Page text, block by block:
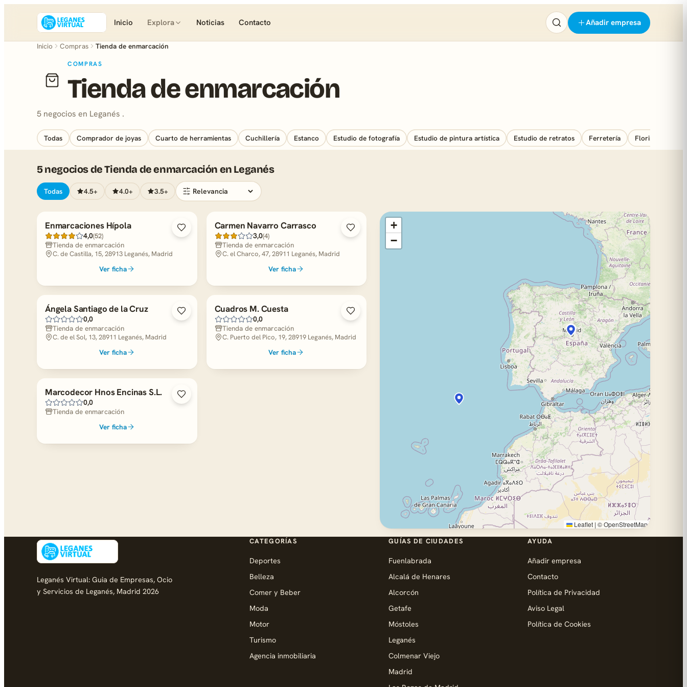
Inicio Explora Noticias Contacto Añadir empresa
Inicio Compras Tienda de enmarcación
COMPRAS
Tienda de enmarcación
5 negocios en Leganés .
Todas Comprador de joyas Cuarto de herramientas Cuchillería Estanco Estudio de fotografía Estudio de pintura artística Estudio de retratos Ferretería Floristería
5 negocios de Tienda de enmarcación en Leganés
Todas 4.5+ 4.0+ 3.5+
Enmarcaciones Hípola
4,0(52)
Tienda de enmarcación
C. de Castilla, 15, 28913 Leganés, Madrid
Ver ficha
Carmen Navarro Carrasco
3,0(4)
Tienda de enmarcación
C. el Charco, 47, 28911 Leganés, Madrid
Ver ficha
Ángela Santiago de la Cruz
0,0
Tienda de enmarcación
C. de el Sol, 13, 28911 Leganés, Madrid
Ver ficha
Cuadros M. Cuesta
0,0
Tienda de enmarcación
C. Puerto del Pico, 19, 28919 Leganés, Madrid
Ver ficha
Marcodecor Hnos Encinas S.L.
0,0
Tienda de enmarcación
Ver ficha
+
−
Leaflet | ©OpenStreetMap
Leganés Virtual: Guia de Empresas, Ocio
y Servicios de Leganés, Madrid 2026
CATEGORÍAS
Deportes
Belleza
Comer y Beber
Moda
Motor
Turismo
Agencia inmobiliaria
GUÍAS DE CIUDADES
Fuenlabrada
Alcalá de Henares
Alcorcón
Getafe
Móstoles
Leganés
Colmenar Viejo
Madrid
AYUDA
Añadir empresa
Contacto
Política de Privacidad
Aviso Legal
Política de Cookies